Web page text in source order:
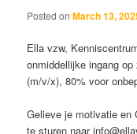
Posted onMarch 13,
Ella vzw,
onmiddellijke ingang
(m/v/x), 80% voor
Gelieve je motivatie en
te sturen naar